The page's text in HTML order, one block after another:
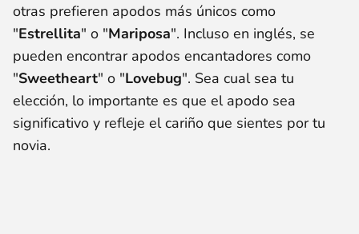
otras prefieren apodos más únicos como
"Estrellita" o "Mariposa". Incluso en inglés, se
pueden encontrar apodos encantadores como
"Sweetheart" o "Lovebug". Sea cual sea tu
elección, lo importante es que el apodo sea
significativo y refleje el cariño que sientes por tu
novia.